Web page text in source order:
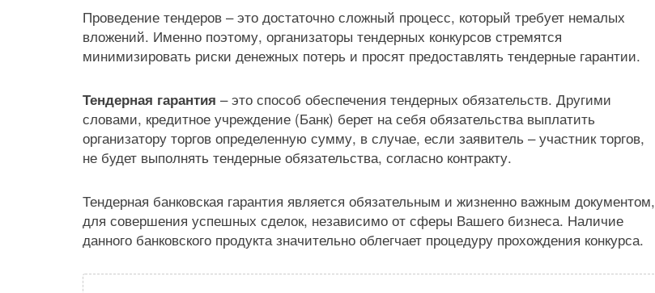
Проведение тендеров – это достаточно сложный процесс, который требует немалых
вложений. Именно поэтому, организаторы тендерных конкурсов стремятся
минимизировать риски денежных потерь и просят предоставлять тендерные гарантии.
Тендерная гарантия – это способ обеспечения тендерных обязательств. Другими
словами, кредитное учреждение (Банк) берет на себя обязательства выплатить
организатору торгов определенную сумму, в случае, если заявитель – участник торгов,
не будет выполнять тендерные обязательства, согласно контракту.
Тендерная банковская гарантия является обязательным и жизненно важным документом,
для совершения успешных сделок, независимо от сферы Вашего бизнеса. Наличие
данного банковского продукта значительно облегчает процедуру прохождения конкурса.